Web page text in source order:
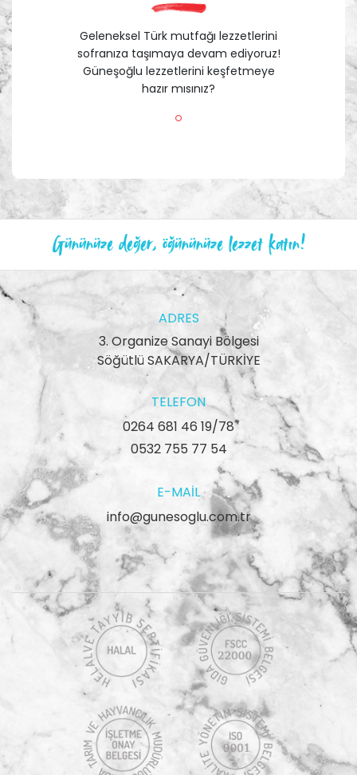
Geleneksel Türk mutfağı lezzetlerini
sofranıza taşımaya devam ediyoruz!
Güneşoğlu lezzetlerini keşfetmeye
hazır mısınız?
Gününüze değer, öğününüze lezzet katın!
ADRES
3. Organize Sanayi Bölgesi
Söğütlü SAKARYA/TÜRKİYE
TELEFON
0264 681 46 19/78
0532 755 77 54
E-MAIL
info@gunesoglu.com.tr